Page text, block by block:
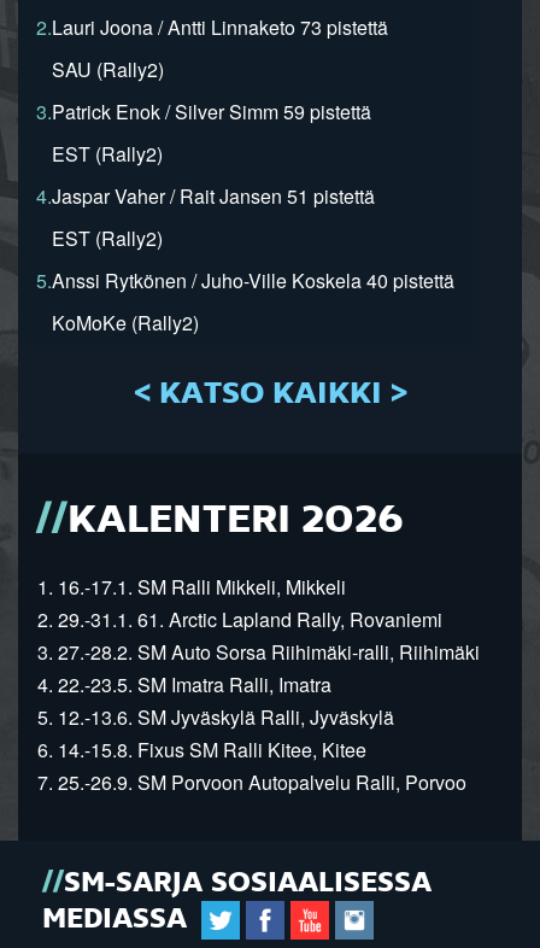
2.Lauri Joona / Antti Linnaketo 73 pistettä
SAU (Rally2)
3.Patrick Enok / Silver Simm 59 pistettä
EST (Rally2)
4.Jaspar Vaher / Rait Jansen 51 pistettä
EST (Rally2)
5.Anssi Rytkönen / Juho-Ville Koskela 40 pistettä
KoMoKe (Rally2)
< KATSO KAIKKI >
KALENTERI 2026
1. 16.-17.1. SM Ralli Mikkeli, Mikkeli
2. 29.-31.1. 61. Arctic Lapland Rally, Rovaniemi
3. 27.-28.2. SM Auto Sorsa Riihimäki-ralli, Riihimäki
4. 22.-23.5. SM Imatra Ralli, Imatra
5. 12.-13.6. SM Jyväskylä Ralli, Jyväskylä
6. 14.-15.8. Fixus SM Ralli Kitee, Kitee
7. 25.-26.9. SM Porvoon Autopalvelu Ralli, Porvoo
SM-SARJA SOSIAALISESSA
MEDIASSA